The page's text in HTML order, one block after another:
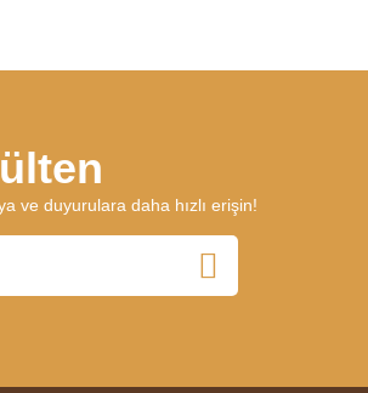
ve duyurulara daha hızlı erişin!